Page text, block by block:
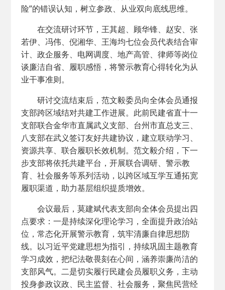
险”的错误认知，树立参政、从业双向底线思维。
在交流研讨环节，王其超、顾华锋、赵安、张
若伊、冯伟、倪湘华、王海均七位会员代表结合审
计、政企服务、电网调度、地产高管、律师等岗位
谈廉洁自省、履职感悟，将警示教育心得转化为从
业干事准则。
研讨交流结束后，范文毅委员向全体会员通报
支部跨区域结对共建工作进展。此前民建省直十一
支部联合金华市直属武义支部、台州市直总支三、
八支部在武义签订友好共建协议，建立联动学习、
资源共享、联合履职长效机制。范文毅介绍，下一
步支部将依托共建平台，开展联合调研、警示教
育、社会服务等系列活动，以跨区域互学互通拓宽
履职渠道，助力基层组织提质增效。
会议最后，莫建斌代表支部向全体会员提出四
点要求：一是持续深化理论学习，全面提升政治站
位，常态化开展警示教育，筑牢清廉自律思想防
线。以习近平党建思想为指引，持续巩固主题教育
学习成效，把纪法敬畏刻在心间，涵养崇廉尚洁的
支部风气。二是切实履行民建会员履职义务，主动
投身参政议政、民主监督、社会服务，聚焦民营经